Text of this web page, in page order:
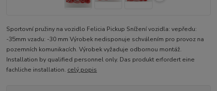
Sportovní pružiny na vozidlo Felicia Pickup Snížení vozidla: vepředu:
-35mm vzadu: -30 mm Výrobek nedisponuje schválením pro provoz na
pozemních komunikacích. Výrobek vyžaduje odbornou montáž.
Installation by qualified personnel only. Das produkt erfordert eine
fachliche installation. celý popis